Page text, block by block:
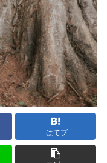
はてブ